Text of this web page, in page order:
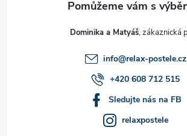
Dominika a Matyáš
info@relax-postele.cz
+420 608 712 515
Sledujte nás na FB
relaxpostele